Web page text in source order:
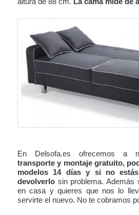
En Delsofa.es ofrecemos a
transporte y montaje gratuito,
modelos 14 días y si no
devolverlo sin problema. Además
en casa y quieres que nos lo
servirte el nuevo. No te cobramos